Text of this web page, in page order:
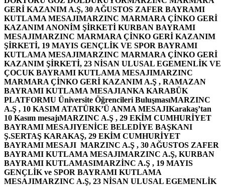
GERİ KAZANIM A.Ş, 30 AĞUSTOS ZAFER BAYRAMI
KUTLAMA MESAJIMARZINC MARMARA ÇİNKO GERİ
KAZANIM ANONİM ŞİRKETİ KURBAN BAYRAMI
MESAJIMARZINC MARMARA ÇİNKO GERİ KAZANIM
ŞİRKETİ, 19 MAYIS GENÇLİK VE SPOR BAYRAMI
KUTLAMA MESAJIMARZINC MARMARA ÇİNKO GERİ
KAZANIM ŞİRKETİ, 23 NİSAN ULUSAL EGEMENLİK VE
ÇOCUK BAYRAMI KUTLAMA MESAJIMARZINC
MARMARA ÇİNKO GERİ KAZANIM A.Ş , RAMAZAN
BAYRAMI KUTLAMA MESAJIANKA KARABÜK
PLATFORMU Üniversite Öğrencileri BuluşmasıMARZINC
A.Ş , 10 KASIM ATATÜRK’Ü ANMA MESAJIKarakaş’tan
10 Kasım mesajıMARZINC A.Ş , 29 EKİM CUMHURİYET
BAYRAMI MESAJIYENİCE BELEDİYE BAŞKANI
Ş.SERTAŞ KARAKAŞ, 29 EKİM CUMHURİYET
BAYRAMI MESAJI MARZINC A.Ş , 30 AĞUSTOS ZAFER
BAYRAMI KUTLAMA MESAJIMARZINC A.Ş, KURBAN
BAYRAMI KUTLAMASIMARZİNC A.Ş , 19 MAYIS
GENÇLİK ve SPOR BAYRAMI KUTLAMA
MESAJIMARZINC A.Ş, 23 NİSAN ULUSAL EGEMENLİK